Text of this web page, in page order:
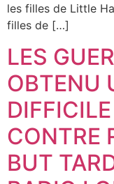
les filles de Little
filles de […]
LES
OBTENU
CONTRE
BUT